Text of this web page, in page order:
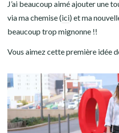
J’ai beaucoup aimé ajouter une
via ma chemise (ici) et ma
beaucoup trop mignonne !!
Vous aimez cette première idée